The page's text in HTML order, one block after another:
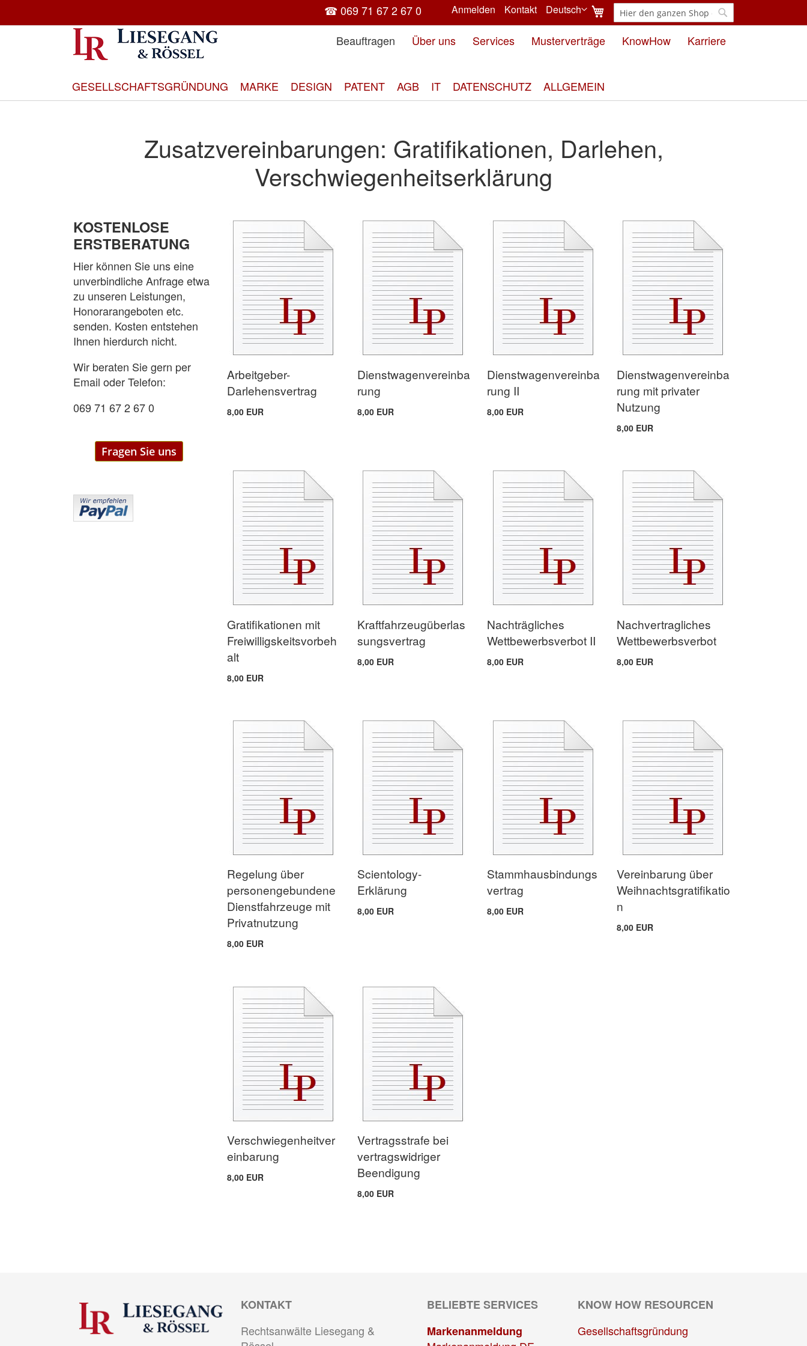
zum
Inhalt
Suche
Mein Warenkorb
Sprache
Deutsch
Anmelden Kontakt
☎ 069 71 67 2 67 0
Beauftragen
Über uns Services Musterverträge KnowHow Karriere
GESELLSCHAFTSGRÜNDUNG MARKE DESIGN PATENT AGB IT DATENSCHUTZ ALLGEMEIN
Zusatzvereinbarungen: Gratifikationen, Darlehen,
Verschwiegenheitserklärung
Arbeitgeber-
Darlehensvertrag
8,00 EUR
Dienstwagenvereinba
rung
8,00 EUR
Dienstwagenvereinba
rung II
8,00 EUR
Dienstwagenvereinba
rung mit privater
Nutzung
8,00 EUR
Gratifikationen mit
Freiwilligskeitsvorbeh
alt
8,00 EUR
Kraftfahrzeugüberlas
sungsvertrag
8,00 EUR
Nachträgliches
Wettbewerbsverbot II
8,00 EUR
Nachvertragliches
Wettbewerbsverbot
8,00 EUR
Regelung über
personengebundene
Dienstfahrzeuge mit
Privatnutzung
8,00 EUR
Scientology-
Erklärung
8,00 EUR
Stammhausbindungs
vertrag
8,00 EUR
Vereinbarung über
Weihnachtsgratifikatio
n
8,00 EUR
Verschwiegenheitver
einbarung
8,00 EUR
Vertragsstrafe bei
vertragswidriger
Beendigung
8,00 EUR
KOSTENLOSE
ERSTBERATUNG
Hier können Sie uns eine
unverbindliche Anfrage etwa
zu unseren Leistungen,
Honorarangeboten etc.
senden. Kosten entstehen
Ihnen hierdurch nicht.
Wir beraten Sie gern per
Email oder Telefon:
069 71 67 2 67 0
Fragen Sie uns
KONTAKT
Rechtsanwälte Liesegang &
BELIEBTE SERVICES
Markenanmeldung
KNOW HOW RESOURCEN
Gesellschaftsgründung